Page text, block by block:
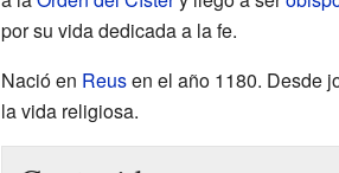
por su vida dedicada a la fe.
Nació en Reusen el año 1180. Desde
la vida religiosa.